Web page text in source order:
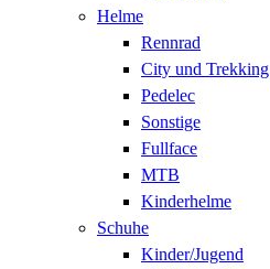
Helme
Rennrad
City und Trekking
Pedelec
Sonstige
Fullface
MTB
Kinderhelme
Schuhe
Kinder/Jugend